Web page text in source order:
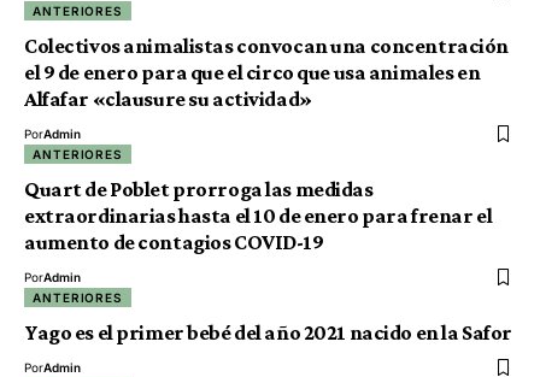
ANTERIORES
Colectivos animalistas convocan una concentración
el 9 de enero para que el circo que usa animales en
Alfafar «clausure su actividad»
PorAdmin
ANTERIORES
Quart de Poblet prorroga las medidas
extraordinarias hasta el 10 de enero para frenar el
aumento de contagios COVID-19
PorAdmin
ANTERIORES
Yago es el primer bebé del año 2021 nacido en la Safor
PorAdmin